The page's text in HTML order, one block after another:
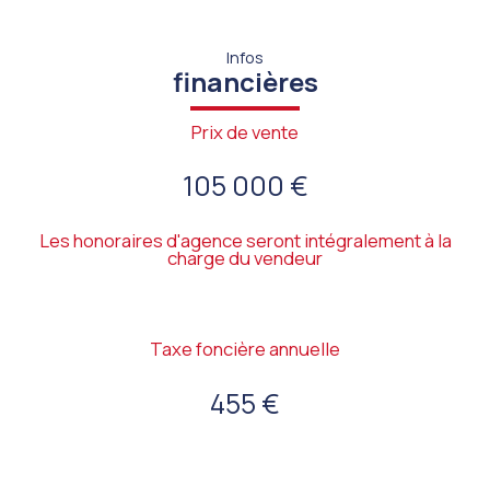
Infos
financières
Prix de vente
105 000 €
Les honoraires d'agence seront intégralement à la
charge du vendeur
Taxe foncière annuelle
455 €